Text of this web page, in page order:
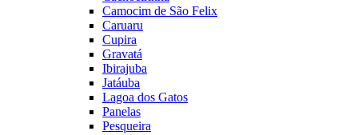
Camocim de São Felix
Caruaru
Cupira
Gravatá
Ibirajuba
Jatáuba
Lagoa dos Gatos
Panelas
Pesqueira